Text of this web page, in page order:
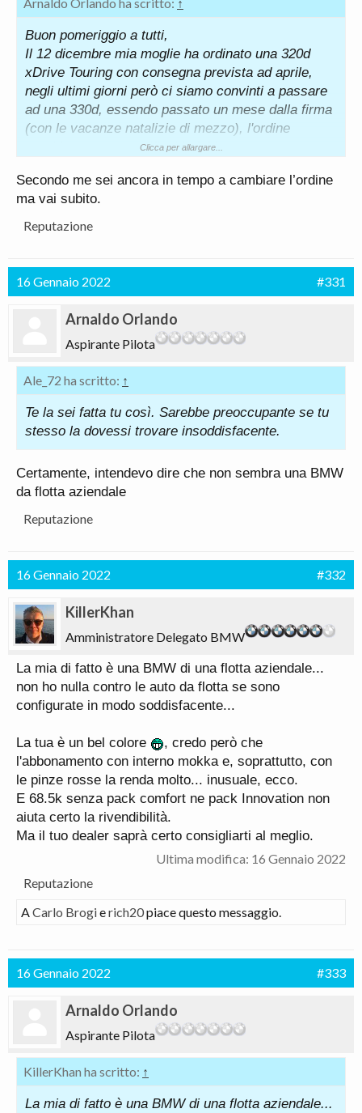
Buon pomeriggio a tutti,
Il 12 dicembre mia moglie ha ordinato una 320d
xDrive Touring con consegna prevista ad aprile,
negli ultimi giorni però ci siamo convinti a passare
ad una 330d, essendo passato un mese dalla firma
(con le vacanze natalizie di mezzo), l'ordine
sarebbe ancora modificabile? Mancano comunque
vostra esperienza, è possibile fare un accordo con
il concessionario per una vettura analoga con
motorizzazione diversa, la 320d da me ordinata è
non penso abbiano molti problemi a rivenderla,
specialmente per la configurazione molto richiesta.
Mi scuso per la non attinenza alla sezione.
Clicca per allargare...
Secondo me sei ancora in tempo a cambiare l’ordine
ma vai subito.
Reputazione
16 Gennaio 2022 #331
Arnaldo Orlando
Aspirante Pilota
Ale_72 ha scritto: ↑
Te la sei fatta tu così. Sarebbe preoccupante se tu
stesso la dovessi trovare insoddisfacente.
Certamente, intendevo dire che non sembra una BMW
da flotta aziendale
Reputazione
16 Gennaio 2022 #332
KillerKhan
Amministratore Delegato BMW
La mia di fatto è una BMW di una flotta aziendale...
non ho nulla contro le auto da flotta se sono
configurate in modo soddisfacente...
La tua è un bel colore
, credo però che
l'abbonamento con interno mokka e, soprattutto, con
le pinze rosse la renda molto... inusuale, ecco.
E 68.5k senza pack comfort ne pack Innovation non
aiuta certo la rivendibilità.
Ma il tuo dealer saprà certo consigliarti al meglio.
Ultima modifica: 16 Gennaio 2022
Reputazione
ACarlo Brogierich20piace questo messaggio.
16 Gennaio 2022 #333
Arnaldo Orlando
Aspirante Pilota
KillerKhan ha scritto: ↑
La mia di fatto è una BMW di una flotta aziendale...